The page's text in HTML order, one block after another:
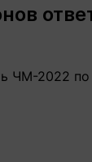
ЧМ-2022